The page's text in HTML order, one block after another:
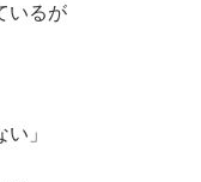
いるが
」